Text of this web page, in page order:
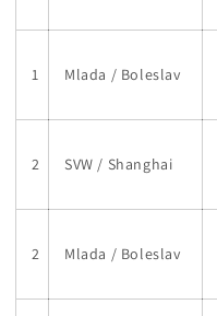
1 Mlada / Boleslav
2 SVW / Shanghai
2 Mlada / Boleslav